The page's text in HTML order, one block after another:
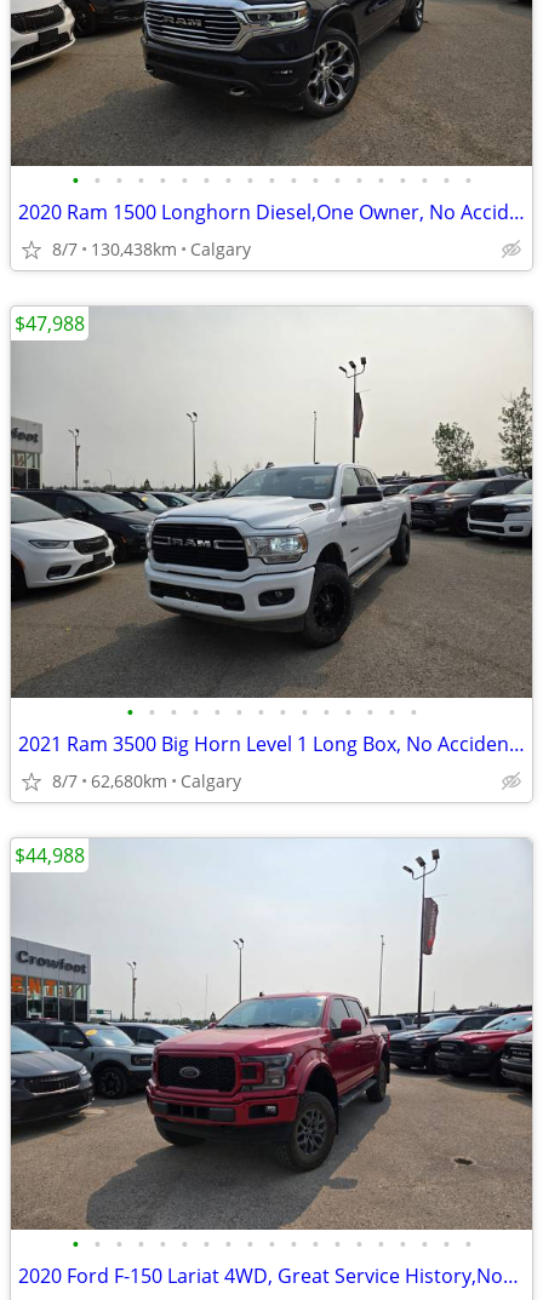
• • • • • • • • • • • • • • • • • • •
2020 Ram 1500 Longhorn Diesel,One Owner, No Accidents, Local #260620A
8/7 130,438km Calgary
• • • • • • • • • • • • • •
2021 Ram 3500 Big Horn Level 1 Long Box, No Accidents, Low KM #11168
8/7 62,680km Calgary
$47,988
• • • • • • • • • • • • • • • • • • •
2020 Ford F-150 Lariat 4WD, Great Service History,Not a rebuid#260573C
$44,988